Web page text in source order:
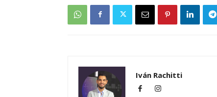
Iván Rachitti